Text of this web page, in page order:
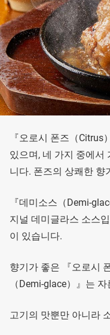
『오로시 폰즈（
있으며, 네 가지 중에서
니다. 폰즈의 상쾌한 향
『데미소스（Demi-
지널 데미글라스 소스
이 있습니다.
향기가 좋은 『오로시
（Demi-glace）』는
고기의 맛뿐만 아니라